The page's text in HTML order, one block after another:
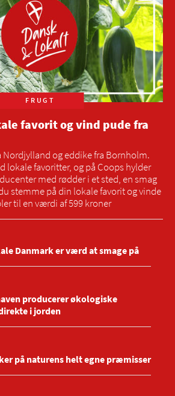
FRUGT
favorit og vind pude fra
Nordjylland og eddike fra Bornholm.
lokale favoritter, og på Coops hylder
med rødder i et sted, en smag
stemme på din lokale favorit og vinde
til en værdi af 599 kroner
Danmark er værd at smage på
producerer økologiske
i jorden
på naturens helt egne præmisser